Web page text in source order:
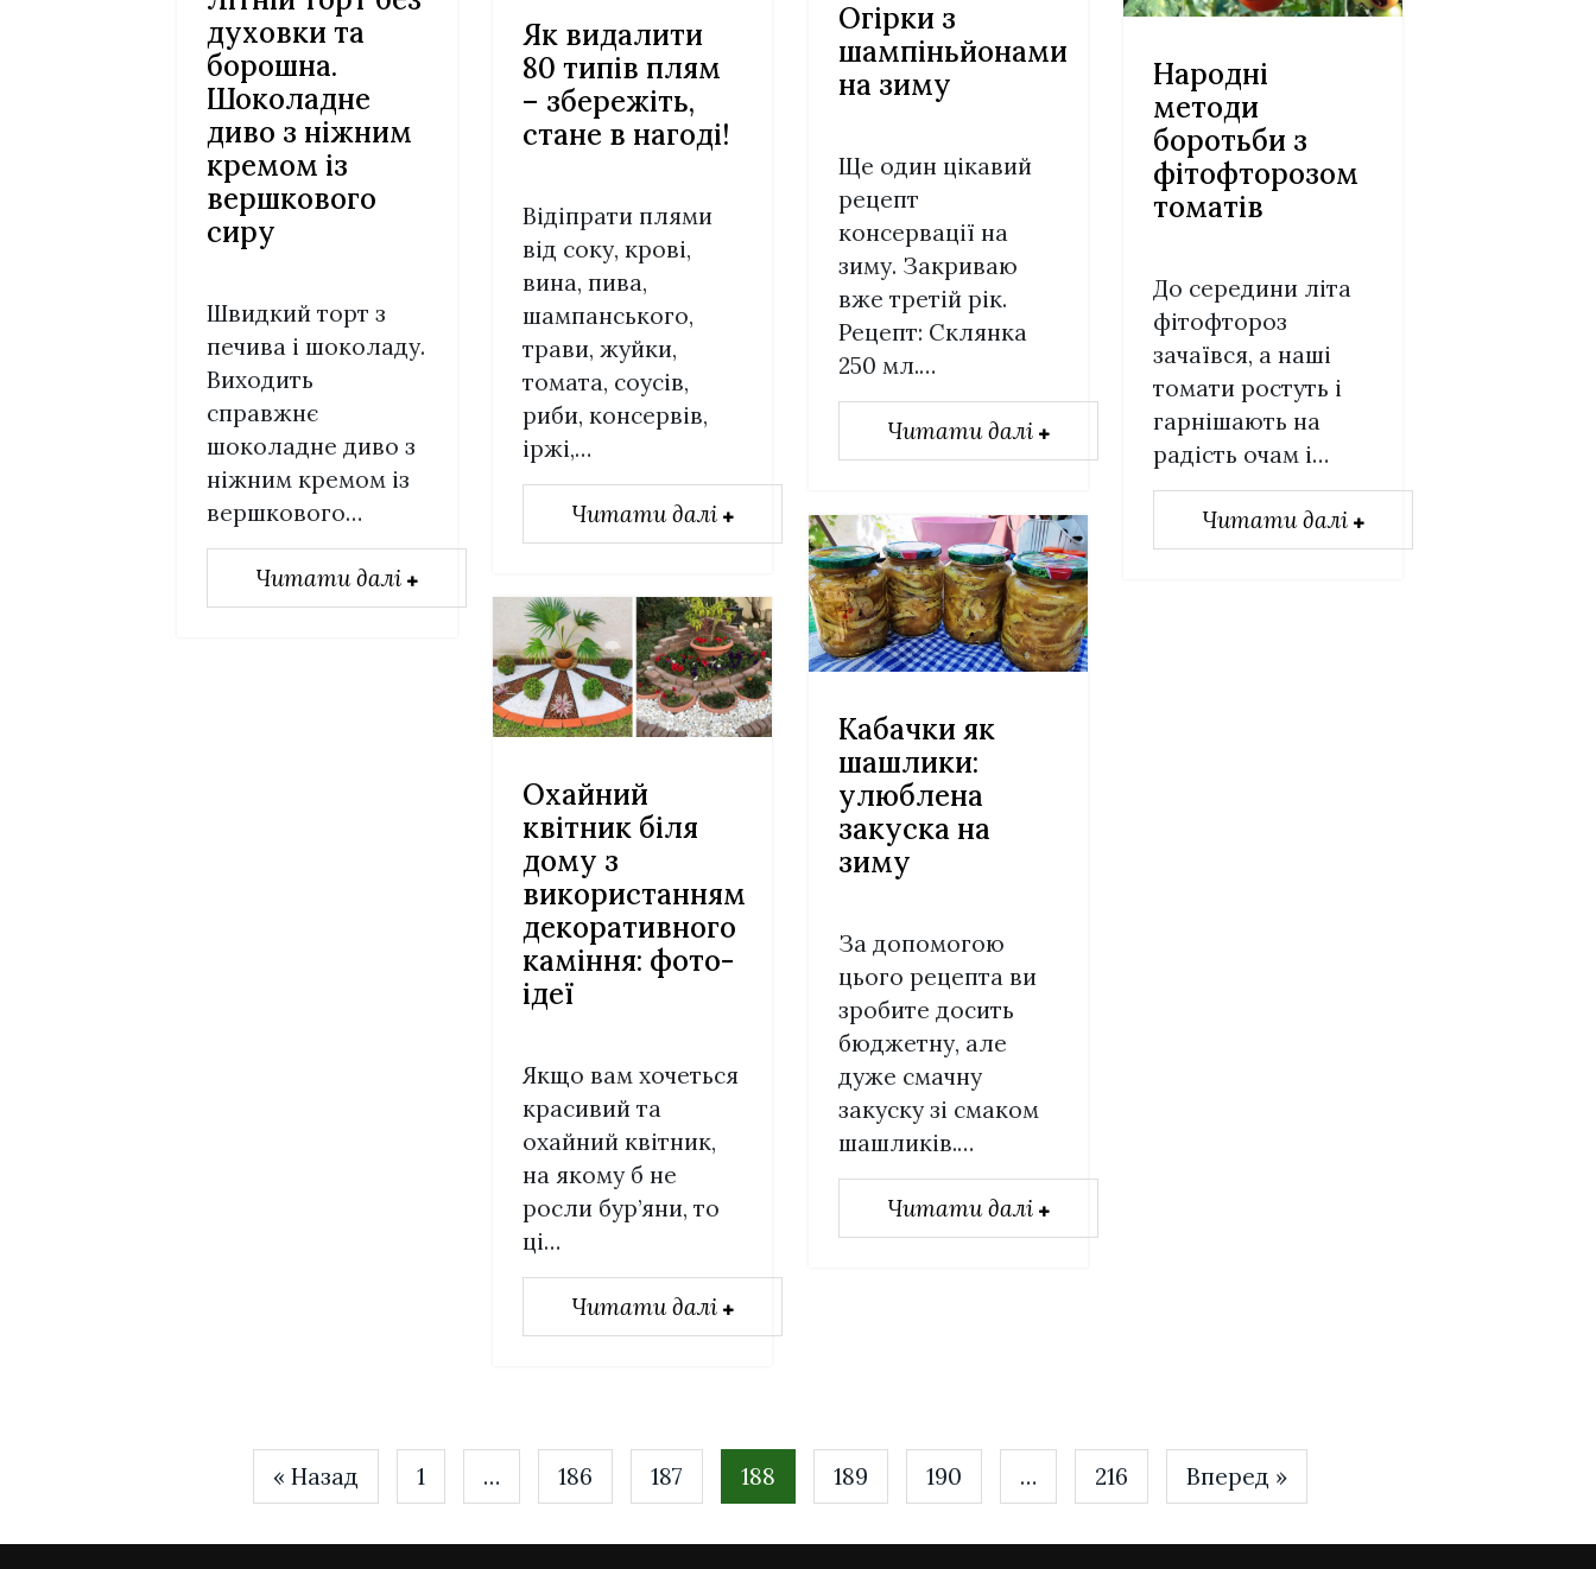
духовки та
борошна.
Шоколадне
диво з ніжним
кремом із
вершкового
сиру
Швидкий торт з
печива і шоколаду.
Виходить
справжнє
шоколадне диво з
ніжним кремом із
вершкового…
Читати далі
Огірки з
шампіньйонами
на зиму
Ще один цікавий
рецепт
консервації на
зиму. Закриваю
вже третій рік.
Рецепт: Склянка
250 мл.…
Читати далі
Як видалити
80 типів плям
– збережіть,
стане в нагоді!
Відіпрати плями
від соку, крові,
вина, пива,
шампанського,
трави, жуйки,
томата, соусів,
риби, консервів,
іржі,…
Читати далі
Народні
методи
боротьби з
фітофторозом
томатів
До середини літа
фітофтороз
зачаївся, а наші
томати ростуть і
гарнішають на
радість очам і…
Читати далі
Кабачки як
шашлики:
улюблена
закуска на
зиму
За допомогою
цього рецепта ви
зробите досить
бюджетну, але
дуже смачну
закуску зі смаком
шашликів.…
Читати далі
Охайний
квітник біля
дому з
використанням
декоративного
каміння: фото-
ідеї
Якщо вам хочеться
красивий та
охайний квітник,
на якому б не
росли бур’яни, то
ці…
Читати далі
« Назад 1 … 186 187 188 189 190 … 216 Вперед »